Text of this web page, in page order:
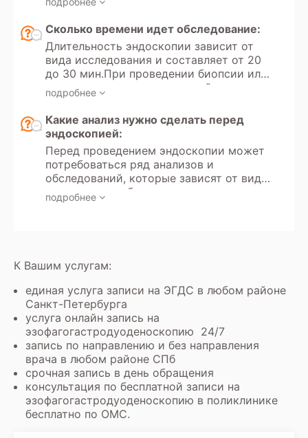
бронхоскопия могут проводиться под
седацией или общей анестезией для
комфорта пациента. Выбор зависит от
вида исследования и индивидуальной
чувствительности.
Сколько времени идет обследование:
Длительность эндоскопии зависит от
вида исследования и составляет от 20
до 30 мин.При проведении биопсии или
дополнительных манипуляций время
может увеличиваться.
подробнее
Какие анализ нужно сделать перед
эндоскопией:
Перед проведением эндоскопии может
потребоваться ряд анализов и
обследований, которые зависят от вида
процедуры и общего состояния
пациента. Общий анализ крови
Коагулограмма необходима для оценки
свертываемости крови, особенно если
планируется биопсия или другие
инвазивные вмешательства. В некоторых
случаях назначают биохимический
анализ крови, включающий показатели
печеночных проб, уровень креатинина и
глюкозы. Для обеспечения безопасности
пациента в ряде клиник может
потребоваться анализ крови на
инфекции, такие как ВИЧ, гепатиты B и
C, сифилис. Определение группы крови и
подробнее
К Вашим услугам:
единая услуга записи на ЭГДС в любом районе
Санкт-Петербурга
услуга онлайн запись на
эзофагогастродуоденоскопию 24/7
запись по направлению и без направления
врача в любом районе СПб
срочная запись в день обращения
консультация по бесплатной записи на
эзофагогастродуоденоскопию в поликлинике
бесплатно по ОМС.